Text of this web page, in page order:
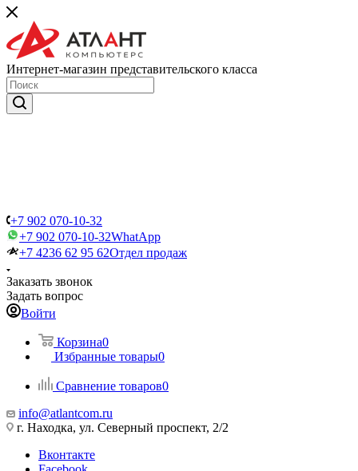
Интернет-магазин представительского класса
+7 902 070-10-32
+7 902 070-10-32WhatApp
+7 4236 62 95 62Отдел продаж
Заказать звонок
Задать вопрос
Войти
Корзина0
Избранные товары0
Сравнение товаров0
info@atlantcom.ru
г. Находка, ул. Северный проспект, 2/2
Вконтакте